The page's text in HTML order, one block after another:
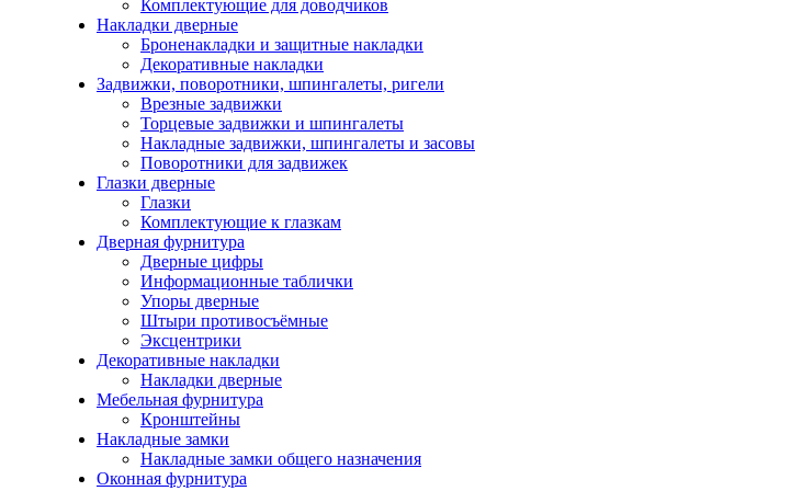
Комплектующие для доводчиков
Накладки дверные
Броненакладки и защитные накладки
Декоративные накладки
Задвижки, поворотники, шпингалеты, ригели
Врезные задвижки
Торцевые задвижки и шпингалеты
Накладные задвижки, шпингалеты и засовы
Поворотники для задвижек
Глазки дверные
Глазки
Комплектующие к глазкам
Дверная фурнитура
Дверные цифры
Информационные таблички
Упоры дверные
Штыри противосъёмные
Эксцентрики
Декоративные накладки
Накладки дверные
Мебельная фурнитура
Кронштейны
Накладные замки
Накладные замки общего назначения
Оконная фурнитура